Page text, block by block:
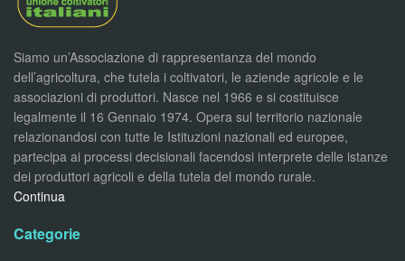
Siamo un’Associazione di rappresentanza del mondo
dell’agricoltura, che tutela i coltivatori, le aziende agricole e le
associazioni di produttori. Nasce nel 1966 e si costituisce
legalmente il 16 Gennaio 1974. Opera sul territorio nazionale
relazionandosi con tutte le Istituzioni nazionali ed europee,
partecipa ai processi decisionali facendosi interprete delle istanze
dei produttori agricoli e della tutela del mondo rurale.
Continua
Categorie